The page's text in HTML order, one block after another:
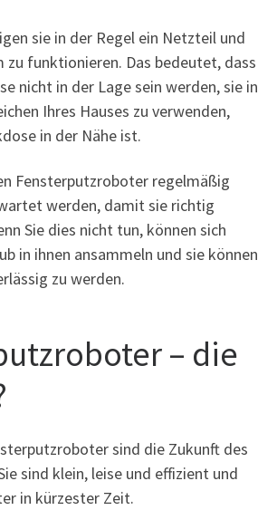
sie in der Regel ein Netzteil und
zu funktionieren. Das bedeutet, dass
nicht in der Lage sein werden, sie in
Ihres Hauses zu verwenden,
in der Nähe ist.
Fensterputzroboter regelmäßig
werden, damit sie richtig
Sie dies nicht tun, können sich
in ihnen ansammeln und sie können
zu werden.
– die
sind die Zukunft des
sind klein, leise und effizient und
in kürzester Zeit.